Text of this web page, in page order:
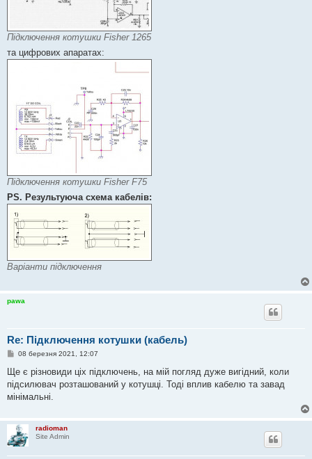
Підключення котушки Fisher 1265
та цифрових апаратах:
Підключення котушки Fisher F75
PS. Результуюча схема кабелів:
Варіанти підключення
pawa
Re: Підключення котушки (кабель)
П
в
і
д
о
е
н
н
я
08 березня 2021, 12:07
Ще є різновиди ціх підключень, на мій погляд дуже вигідний, коли
підсилювач розташований у котушці. Тоді вплив кабелю та завад
мінімальні.
radioman
Site Admin